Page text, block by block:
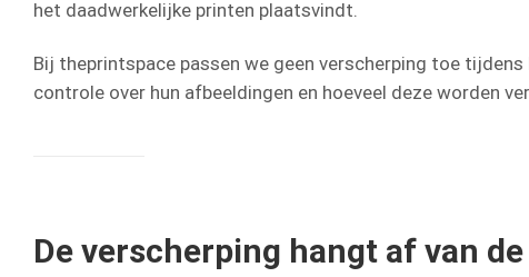
het daadwerkelijke printen plaatsvindt.
Bij theprintspace passen we geen verscherping toe
controle over hun afbeeldingen en hoeveel deze worden
De verscherping hangt af van